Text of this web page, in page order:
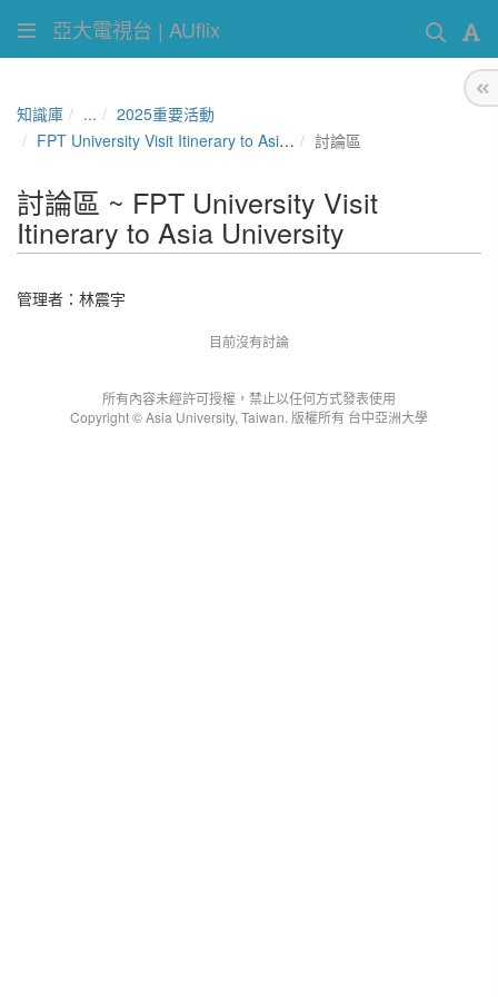
亞大電視台 | AUflix
知識庫 ...
2025重要活動
FPT University Visit Itinerary to Asia University
討論區
討論區 ~ FPT University Visit
Itinerary to Asia University
管理者： 林震宇
目前沒有討論
所有內容未經許可授權，禁止以任何方式發表使用
Copyright © Asia University, Taiwan. 版權所有 台中亞洲大學